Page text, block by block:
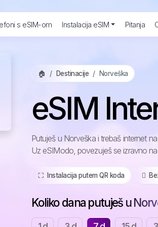
s eSIM-om Instalacija eSIM Pitanja
🏠 Destinacije Norveška
eSIM
Putuješ u Norveška i trebaš internet
Uz eSIModo, povezuješ se izravno
⛶️️ Instalacija putem QR koda ️
Koliko dana putuješ u